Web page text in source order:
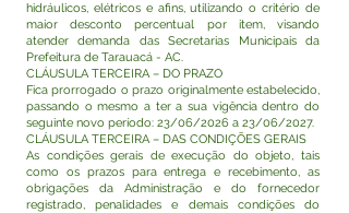
hidráulicos, elétricos e afins, utilizando o critério de
maior desconto percentual por item, visando
atender demanda das Secretarias Municipais da
Prefeitura de Tarauacá - AC.
CLÁUSULA TERCEIRA – DO PRAZO
Fica prorrogado o prazo originalmente estabelecido,
passando o mesmo a ter a sua vigência dentro do
seguinte novo período: 23/06/2026 a 23/06/2027.
CLÁUSULA TERCEIRA – DAS CONDIÇÕES GERAIS
As condições gerais de execução do objeto, tais
como os prazos para entrega e recebimento, as
obrigações da Administração e do fornecedor
registrado, penalidades e demais condições do